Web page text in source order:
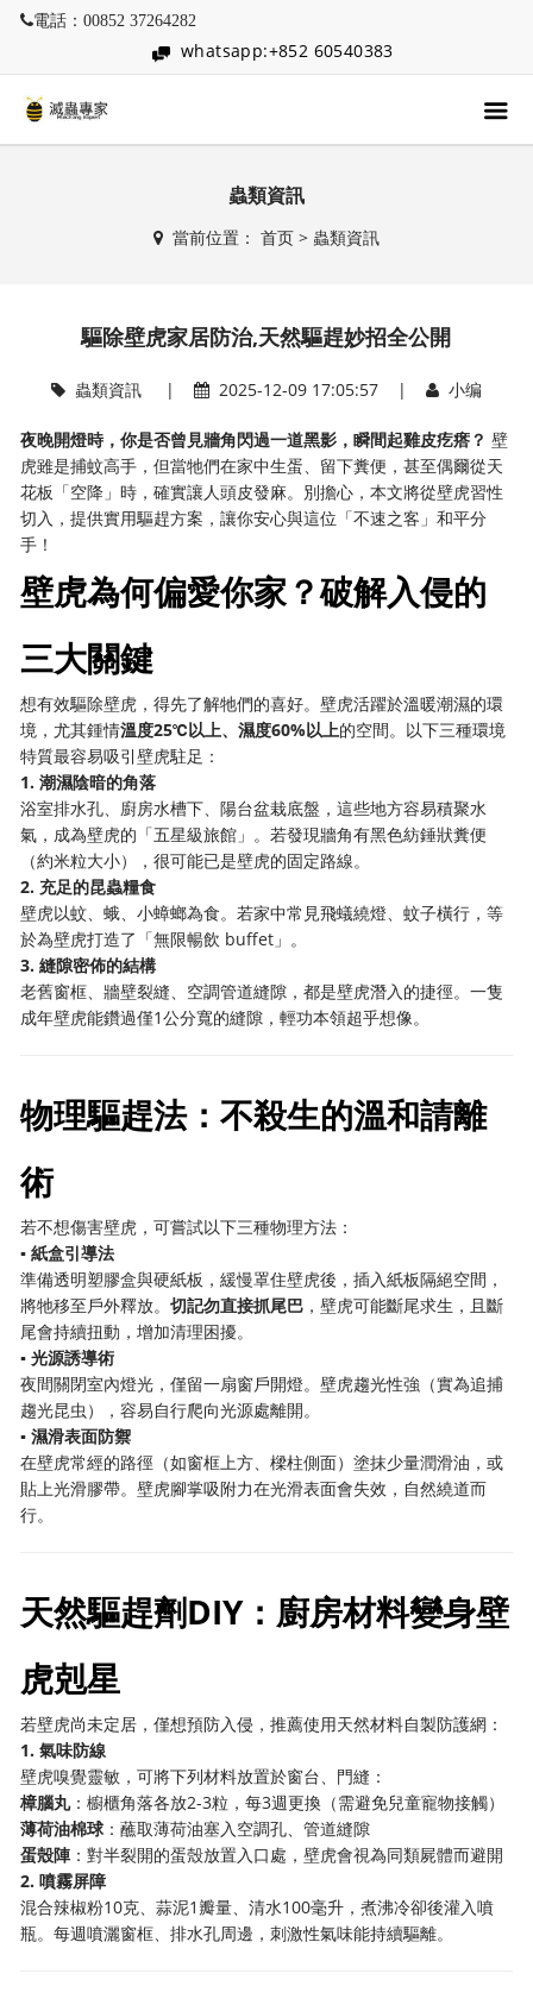
電話：00852 37264282
whatsapp:+852 60540383
蟲類資訊
當前位置： 首页> 蟲類資訊
驅除壁虎家居防治,天然驅趕妙招全公開
蟲類資訊| 2025-12-09 17:05:57 | 小编
夜晚開燈時，你是否曾見牆角閃過一道黑影，瞬間起雞皮疙瘩？ ​ 壁
虎雖是捕蚊高手，但當牠們在家中生蛋、留下糞便，甚至偶爾從天
花板「空降」時，確實讓人頭皮發麻。別擔心，本文將從壁虎習性
切入，提供實用驅趕方案，讓你安心與這位「不速之客」和平分
手！
壁虎為何偏愛你家？破解入侵的
三大關鍵
想有效驅除壁虎，得先了解牠們的喜好。壁虎活躍於溫暖潮濕的環
境，尤其鍾情溫度25℃以上、濕度60%以上的空間。以下三種環境
特質最容易吸引壁虎駐足：
1. 潮濕陰暗的角落
浴室排水孔、廚房水槽下、陽台盆栽底盤，這些地方容易積聚水
氣，成為壁虎的「五星級旅館」。若發現牆角有黑色紡錘狀糞便
（約米粒大小），很可能已是壁虎的固定路線。
2. 充足的昆蟲糧食
壁虎以蚊、蛾、小蟑螂為食。若家中常見飛蟻繞燈、蚊子橫行，等
於為壁虎打造了「無限暢飲 buffet」。
3. 縫隙密佈的結構
老舊窗框、牆壁裂縫、空調管道縫隙，都是壁虎潛入的捷徑。一隻
成年壁虎能鑽過僅1公分寬的縫隙，輕功本領超乎想像。
物理驅趕法：不殺生的溫和請離
術
若不想傷害壁虎，可嘗試以下三種物理方法：
▪ 紙盒引導法
準備透明塑膠盒與硬紙板，緩慢罩住壁虎後，插入紙板隔絕空間，
將牠移至戶外釋放。切記勿直接抓尾巴 ，壁虎可能斷尾求生，且斷
尾會持續扭動，增加清理困擾。
▪ 光源誘導術
夜間關閉室內燈光，僅留一扇窗戶開燈。壁虎趨光性強（實為追捕
趨光昆虫），容易自行爬向光源處離開。
▪ 濕滑表面防禦
在壁虎常經的路徑（如窗框上方、樑柱側面）塗抹少量潤滑油，或
貼上光滑膠帶。壁虎腳掌吸附力在光滑表面會失效，自然繞道而
行。
天然驅趕劑DIY：廚房材料變身壁
虎剋星
若壁虎尚未定居，僅想預防入侵，推薦使用天然材料自製防護網：
1. 氣味防線
壁虎嗅覺靈敏，可將下列材料放置於窗台、門縫：
樟腦丸：櫥櫃角落各放2-3粒，每3週更換（需避免兒童寵物接觸）
薄荷油棉球 ：蘸取薄荷油塞入空調孔、管道縫隙
蛋殼陣：對半裂開的蛋殼放置入口處，壁虎會視為同類屍體而避開
2. 噴霧屏障
混合辣椒粉10克、蒜泥1瓣量、清水100毫升，煮沸冷卻後灌入噴
瓶。每週噴灑窗框、排水孔周邊，刺激性氣味能持續驅離。